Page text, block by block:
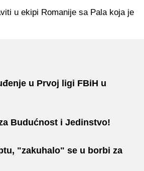
u ekipi Romanije sa Pala koja je
u Prvoj ligi FBiH u
Budućnost i Jedinstvo!
"zakuhalo" se u borbi za